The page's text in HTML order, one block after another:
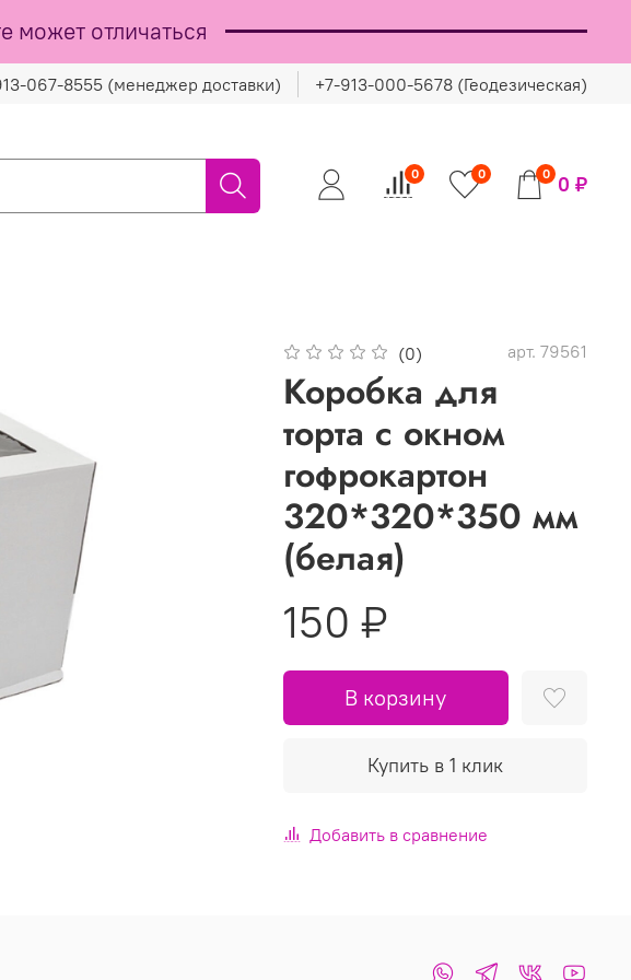
может отличаться
067-8555 (менеджер доставки) +7-913-000-5678 (Геодезическая)
0 0 0 0 ₽
(0) арт. 79561
Коробка для
торта с окном
гофрокартон
320*320*350 мм
(белая)
150 ₽
В корзину
Купить в 1 клик
Добавить в сравнение